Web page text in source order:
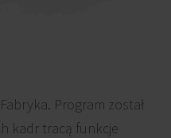
Program został
kadr tracą funkcje